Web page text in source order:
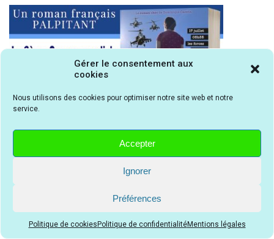
Gérer le consentement aux
cookies
Nous utilisons des cookies pour optimiser notre site web et notre
service.
Accepter
Ignorer
Préférences
Politique de cookies Politique de confidentialitéMentions légales
Rechercher un avis